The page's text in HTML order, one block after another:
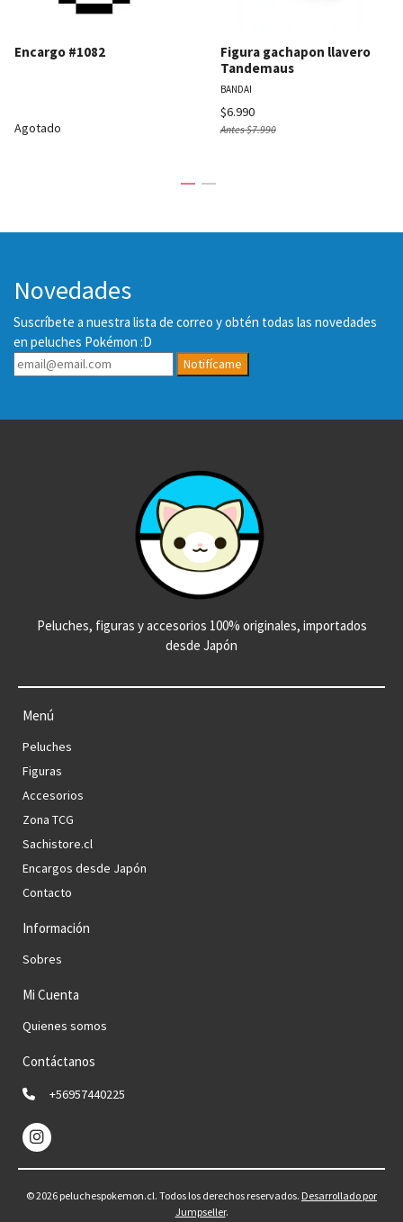
Encargo #1082
Agotado
Figura gachapon llavero
Tandemaus
BANDAI
$6.990
Antes$7.990
Novedades
Suscríbete a nuestra lista de correo y obtén todas las novedades
en peluches Pokémon :D
Notifícame
Peluches, figuras y accesorios 100% originales, importados
desde Japón
Menú
Peluches
Figuras
Accesorios
Zona TCG
Sachistore.cl
Encargos desde Japón
Contacto
Información
Sobres
Mi Cuenta
Quienes somos
Contáctanos
+56957440225
© 2026 peluchespokemon.cl. Todos los derechos reservados. Desarrollado por
Jumpseller.